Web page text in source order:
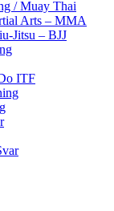
/ Muay Thai
Arts – MMA
Jitsu – BJJ
ITF